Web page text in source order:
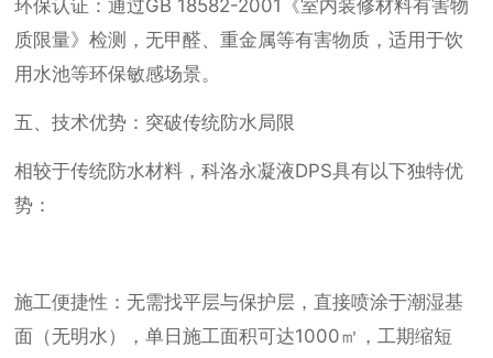
环保认证：通过GB 18582-2001《室内装修材料有害物
质限量》检测，无甲醛、重金属等有害物质，适用于饮
用水池等环保敏感场景。
五、技术优势：突破传统防水局限
相较于传统防水材料，科洛永凝液DPS具有以下独特优
势：
施工便捷性：无需找平层与保护层，直接喷涂于潮湿基
面（无明水），单日施工面积可达1000㎡，工期缩短